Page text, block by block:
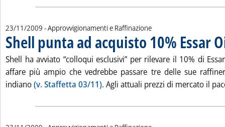
23/11/2009 - Approvvigionamenti e Raffinazione
Shell punta ad acquisto 10% Essar
Shell ha avviato “colloqui esclusivi” per rilevare il 10% di
affare più ampio che vedrebbe passare tre delle sue
indiano(v. Staffetta 03/11). Agli attuali prezzi di mercato il